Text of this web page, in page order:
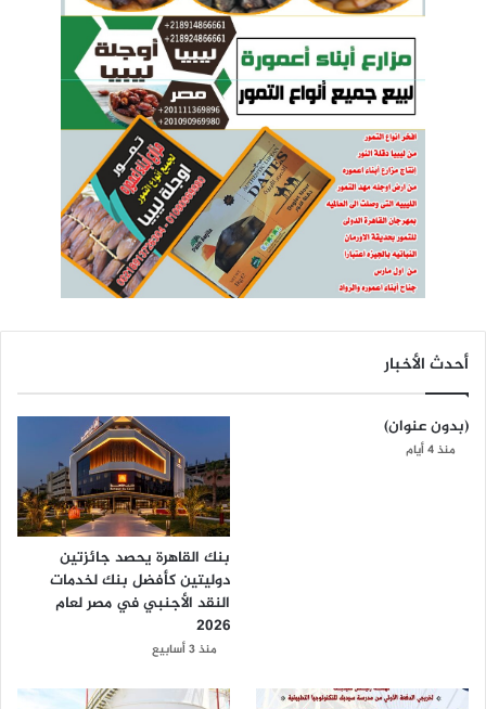
أحدث الأخبار
(بدون عنوان)
منذ 4 أيام
بنك القاهرة يحصد جائزتين
دوليتين كأفضل بنك لخدمات
النقد الأجنبي في مصر لعام
2026
منذ 3 أسابيع